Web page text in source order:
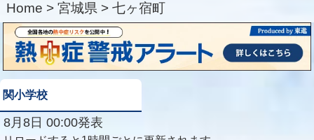
Home > 宮城県 > 七ヶ宿町
関小学校
8月8日 00:00発表